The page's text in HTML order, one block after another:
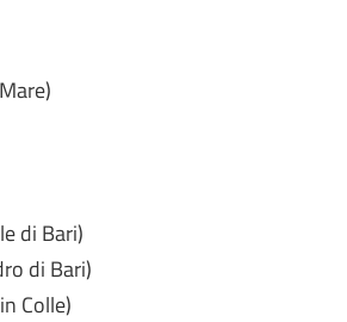
di Bari)
di Bari)
Colle)